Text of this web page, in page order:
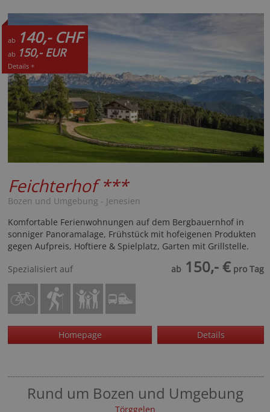
ab 140,- CHF
ab 150,- EUR
Details +
Feichterhof***
Bozen und Umgebung - Jenesien
Komfortable Ferienwohnungen auf dem Bergbauernhof in
sonniger Panoramalage, Frühstück mit hofeigenen Produkten
gegen Aufpreis, Hoftiere & Spielplatz, Garten mit Grillstelle.
Spezialisiert auf
ab 150,- € pro Tag
Homepage Details
Rund um Bozen und Umgebung
Törggelen